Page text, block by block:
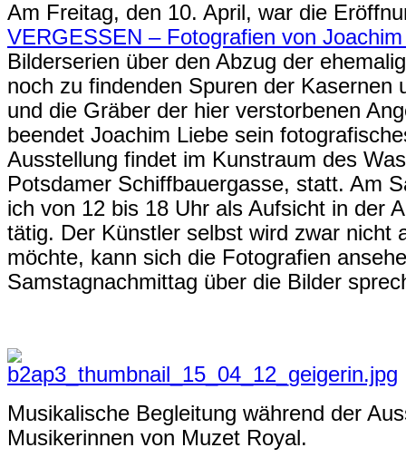
Am Freitag, den 10. April, war die
VERGESSEN – Fotografien von
Bilderserien über den Abzug der
noch zu findenden Spuren der Kasernen
und die Gräber der hier verstorbenen
beendet Joachim Liebe sein
Ausstellung findet im Kunstraum des
Potsdamer Schiffbauergasse, statt. Am
ich von 12 bis 18 Uhr als Aufsicht in der
tätig. Der Künstler selbst wird zwar nicht
möchte, kann sich die Fotografien
Samstagnachmittag über die Bilder
Musikalische Begleitung während der
Musikerinnen von Muzet Royal.